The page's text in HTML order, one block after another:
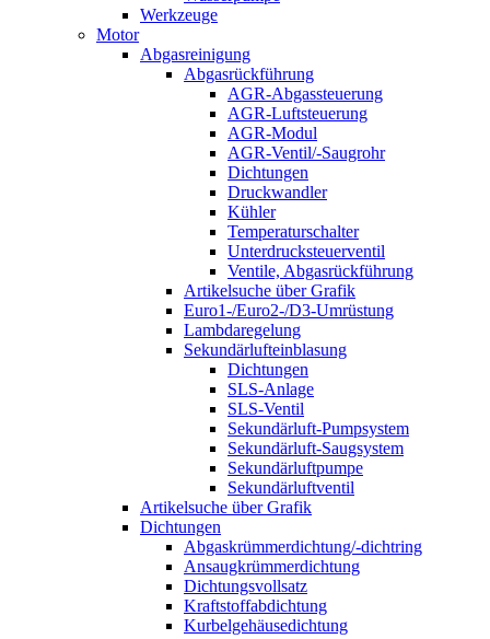
Werkzeuge
Motor
Abgasreinigung
Abgasrückführung
AGR-Abgassteuerung
AGR-Luftsteuerung
AGR-Modul
AGR-Ventil/-Saugrohr
Dichtungen
Druckwandler
Kühler
Temperaturschalter
Unterdrucksteuerventil
Ventile, Abgasrückführung
Artikelsuche über Grafik
Euro1-/Euro2-/D3-Umrüstung
Lambdaregelung
Sekundärlufteinblasung
Dichtungen
SLS-Anlage
SLS-Ventil
Sekundärluft-Pumpsystem
Sekundärluft-Saugsystem
Sekundärluftpumpe
Sekundärluftventil
Artikelsuche über Grafik
Dichtungen
Abgaskrümmerdichtung/-dichtring
Ansaugkrümmerdichtung
Dichtungsvollsatz
Kraftstoffabdichtung
Kurbelgehäusedichtung